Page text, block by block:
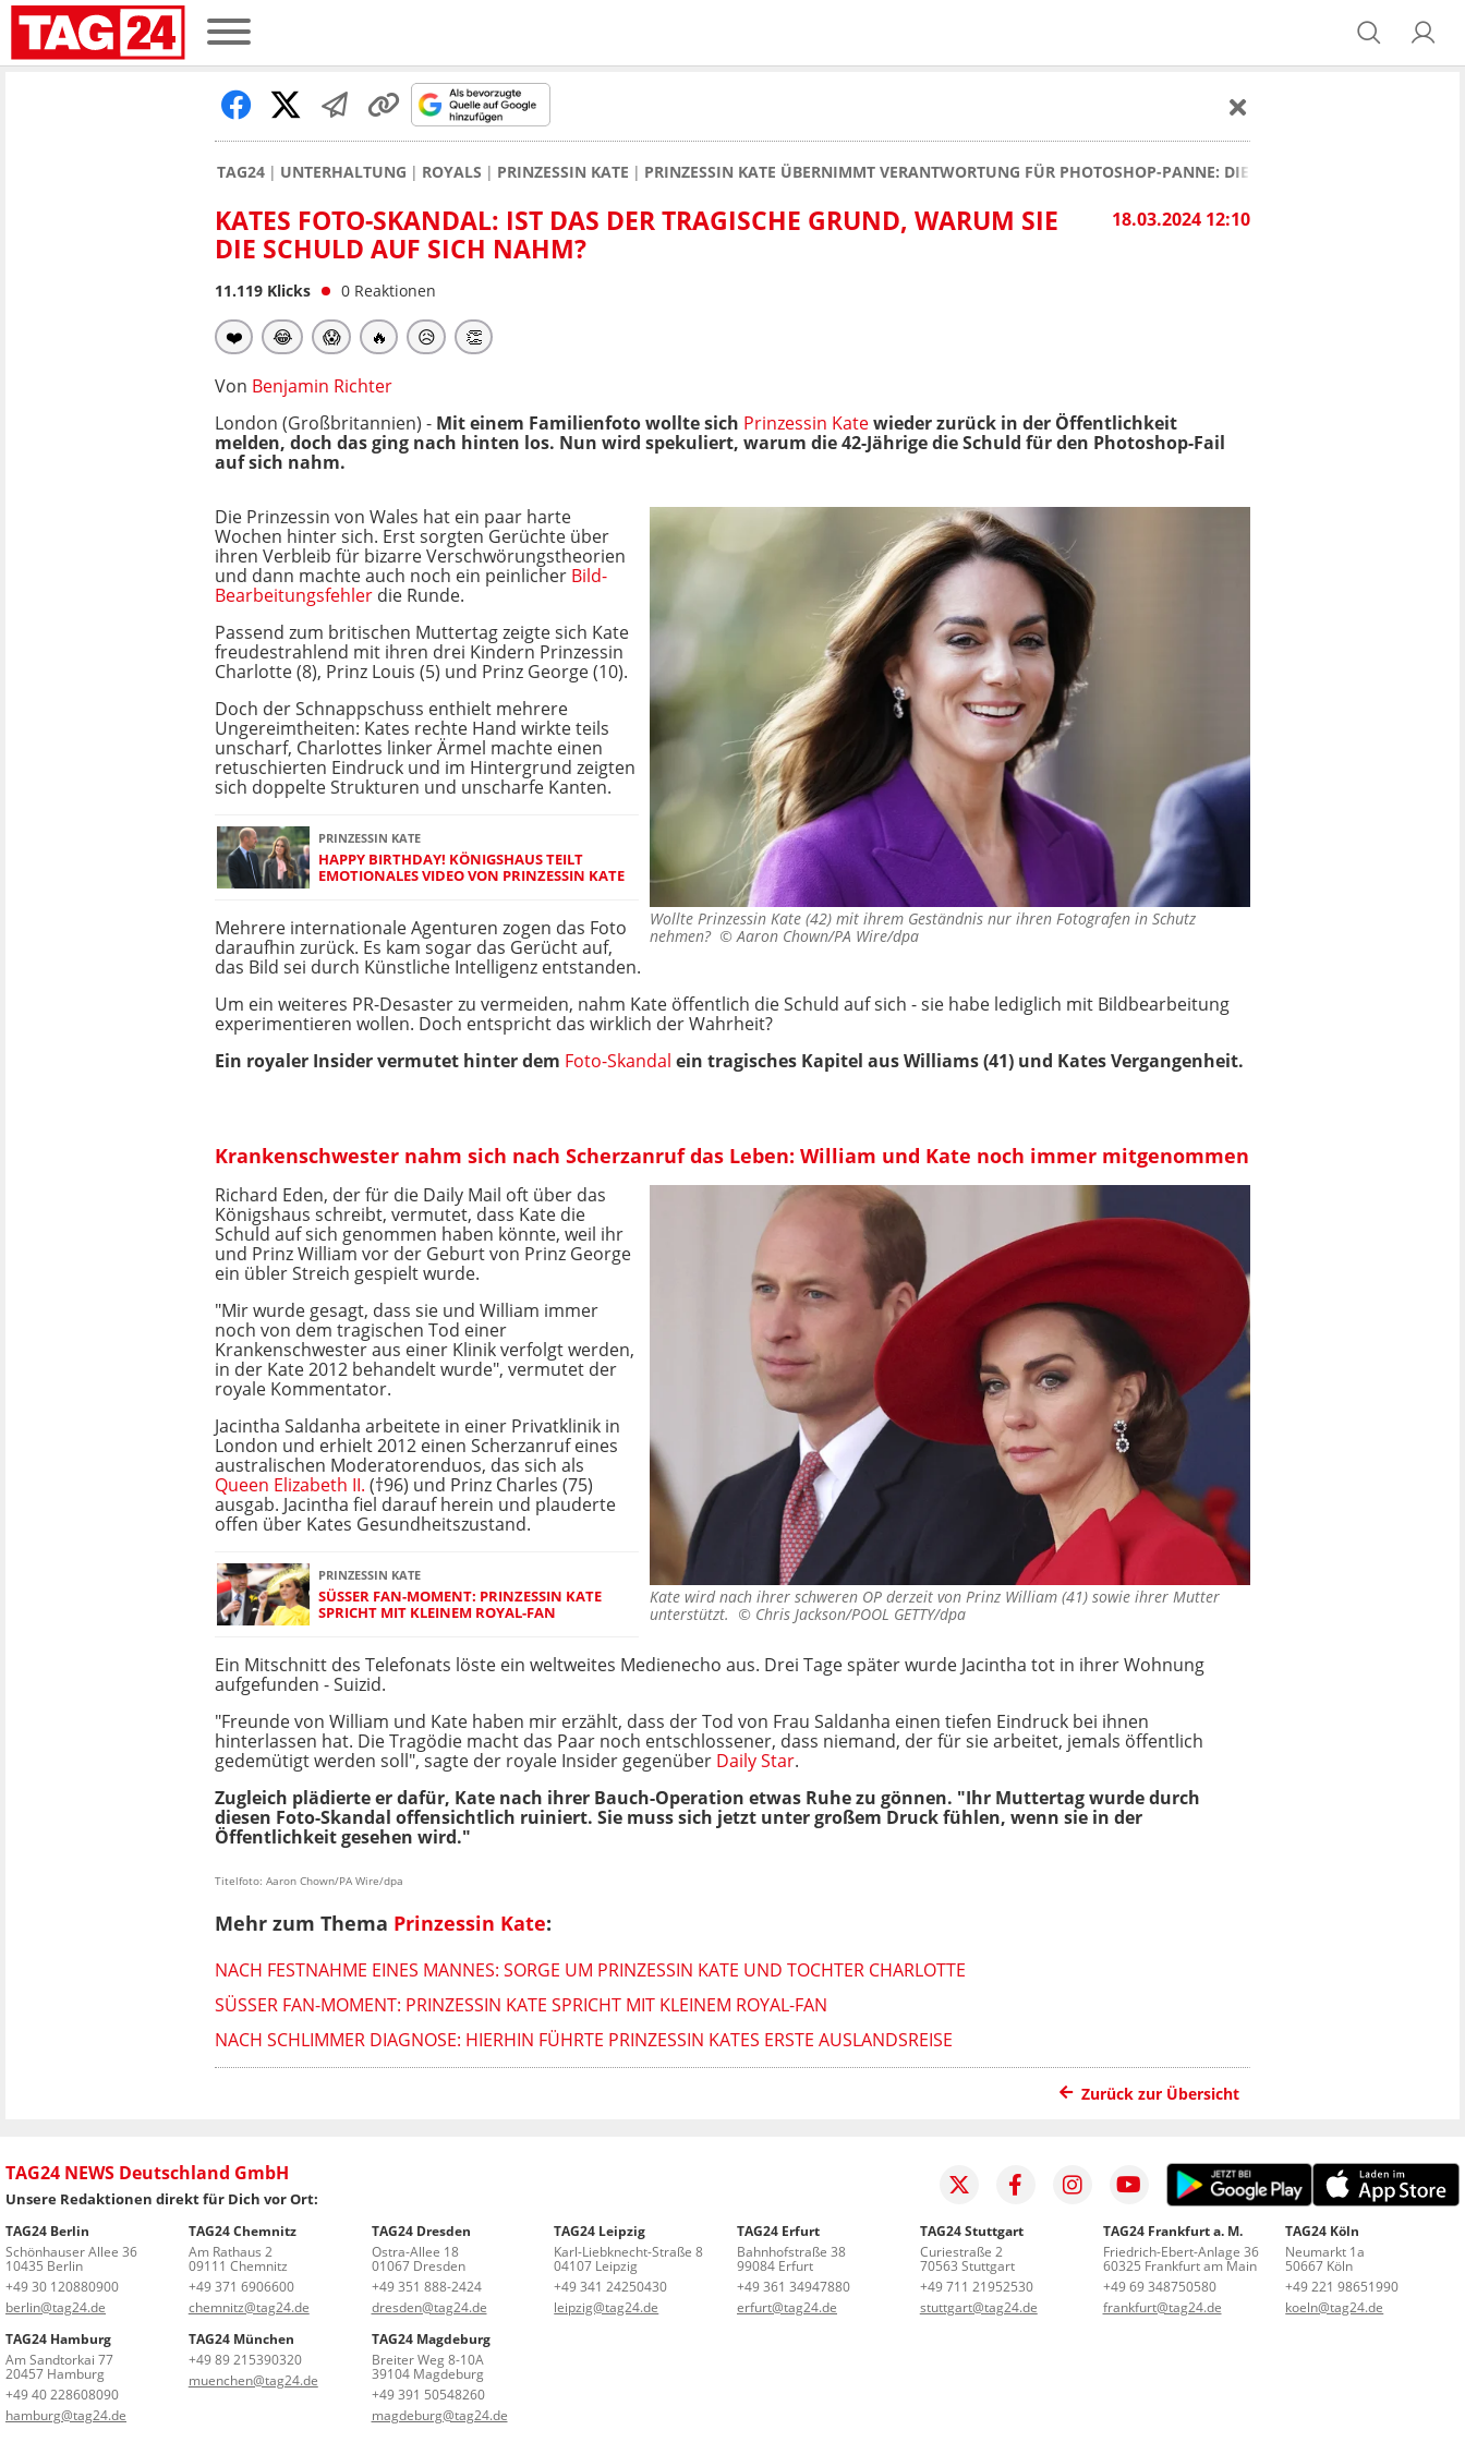
TAG24 UNTERHALTUNG ROYALS PRINZESSIN KATE PRINZESSIN KATE ÜBERNIMMT VERANTWORTUNG FÜR PHOTOSHOP-PANNE: DIE HINTERGRÜNDE
18.03.2024 12:10
KATES FOTO-SKANDAL: IST DAS DER TRAGISCHE GRUND, WARUM SIE
DIE SCHULD AUF SICH NAHM?
11.119 Klicks 0 Reaktionen
❤️ 😂 😱 🔥 😥 👏
Von Benjamin Richter
London (Großbritannien) - Mit einem Familienfoto wollte sich Prinzessin Katewieder zurück in der Öffentlichkeit
melden, doch das ging nach hinten los. Nun wird spekuliert, warum die 42-Jährige die Schuld für den Photoshop-Fail
auf sich nahm.
Wollte Prinzessin Kate (42) mit ihrem Geständnis nur ihren Fotografen in Schutz
nehmen? ©Aaron Chown/PA Wire/dpa
Die Prinzessin von Wales hat ein paar harte
Wochen hinter sich. Erst sorgten Gerüchte über
ihren Verbleib für bizarre Verschwörungstheorien
und dann machte auch noch ein peinlicher Bild-
Bearbeitungsfehler die Runde.
Passend zum britischen Muttertag zeigte sich Kate
freudestrahlend mit ihren drei Kindern Prinzessin
Charlotte (8), Prinz Louis (5) und Prinz George (10).
Doch der Schnappschuss enthielt mehrere
Ungereimtheiten: Kates rechte Hand wirkte teils
unscharf, Charlottes linker Ärmel machte einen
retuschierten Eindruck und im Hintergrund zeigten
sich doppelte Strukturen und unscharfe Kanten.
PRINZESSIN KATE
HAPPY BIRTHDAY! KÖNIGSHAUS TEILT
EMOTIONALES VIDEO VON PRINZESSIN KATE
Mehrere internationale Agenturen zogen das Foto
daraufhin zurück. Es kam sogar das Gerücht auf,
das Bild sei durch Künstliche Intelligenz entstanden.
Um ein weiteres PR-Desaster zu vermeiden, nahm Kate öffentlich die Schuld auf sich - sie habe lediglich mit Bildbearbeitung
experimentieren wollen. Doch entspricht das wirklich der Wahrheit?
Ein royaler Insider vermutet hinter dem Foto-Skandal ein tragisches Kapitel aus Williams (41) und Kates Vergangenheit.
Krankenschwester nahm sich nach Scherzanruf das Leben: William und Kate noch immer mitgenommen
Kate wird nach ihrer schweren OP derzeit von Prinz William (41) sowie ihrer Mutter
unterstützt. © Chris Jackson/POOL GETTY/dpa
Richard Eden, der für die Daily Mail oft über das
Königshaus schreibt, vermutet, dass Kate die
Schuld auf sich genommen haben könnte, weil ihr
und Prinz William vor der Geburt von Prinz George
ein übler Streich gespielt wurde.
"Mir wurde gesagt, dass sie und William immer
noch von dem tragischen Tod einer
Krankenschwester aus einer Klinik verfolgt werden,
in der Kate 2012 behandelt wurde", vermutet der
royale Kommentator.
Jacintha Saldanha arbeitete in einer Privatklinik in
London und erhielt 2012 einen Scherzanruf eines
australischen Moderatorenduos, das sich als
Queen Elizabeth II. (†96) und Prinz Charles (75)
ausgab. Jacintha fiel darauf herein und plauderte
offen über Kates Gesundheitszustand.
PRINZESSIN KATE
SÜSSER FAN-MOMENT: PRINZESSIN KATE S
PRICHT MIT KLEINEM ROYAL-FAN
Ein Mitschnitt des Telefonats löste ein weltweites Medienecho aus. Drei Tage später wurde Jacintha tot in ihrer Wohnung
aufgefunden - Suizid.
"Freunde von William und Kate haben mir erzählt, dass der Tod von Frau Saldanha einen tiefen Eindruck bei ihnen
hinterlassen hat. Die Tragödie macht das Paar noch entschlossener, dass niemand, der für sie arbeitet, jemals öffentlich
gedemütigt werden soll", sagte der royale Insider gegenüber Daily Star.
Zugleich plädierte er dafür, Kate nach ihrer Bauch-Operation etwas Ruhe zu gönnen. "Ihr Muttertag wurde durch
diesen Foto-Skandal offensichtlich ruiniert. Sie muss sich jetzt unter großem Druck fühlen, wenn sie in der
Öffentlichkeit gesehen wird."
Titelfoto: Aaron Chown/PA Wire/dpa
Mehr zum Thema Prinzessin Kate:
NACH FESTNAHME EINES MANNES: SORGE UM PRINZESSIN KATE UND TOCHTER CHARLOTTE
SÜSSER FAN-MOMENT: PRINZESSIN KATE SPRICHT MIT KLEINEM ROYAL-FAN
NACH SCHLIMMER DIAGNOSE: HIERHIN FÜHRTE PRINZESSIN KATES ERSTE AUSLANDSREISE
Zurück zur Übersicht
TAG24 NEWS Deutschland GmbH
Unsere Redaktionen direkt für Dich vor Ort:
TAG24 Berlin
Schönhauser Allee 36
10435 Berlin
+49 30 120880900
berlin@tag24.de
TAG24 Chemnitz
Am Rathaus 2
09111 Chemnitz
+49 371 6906600
chemnitz@tag24.de
TAG24 Dresden
Ostra-Allee 18
01067 Dresden
+49 351 888-2424
dresden@tag24.de
TAG24 Leipzig
Karl-Liebknecht-Straße 8
04107 Leipzig
+49 341 24250430
leipzig@tag24.de
TAG24 Erfurt
Bahnhofstraße 38
99084 Erfurt
+49 361 34947880
erfurt@tag24.de
TAG24 Stuttgart
Curiestraße 2
70563 Stuttgart
+49 711 21952530
stuttgart@tag24.de
TAG24 Frankfurt a. M.
Friedrich-Ebert-Anlage 36
60325 Frankfurt am Main
+49 69 348750580
frankfurt@tag24.de
TAG24 Köln
Neumarkt 1a
50667 Köln
+49 221 98651990
koeln@tag24.de
TAG24 Hamburg
Am Sandtorkai 77
20457 Hamburg
+49 40 228608090
hamburg@tag24.de
TAG24 München
+49 89 215390320
muenchen@tag24.de
TAG24 Magdeburg
Breiter Weg 8-10A
39104 Magdeburg
+49 391 50548260
magdeburg@tag24.de